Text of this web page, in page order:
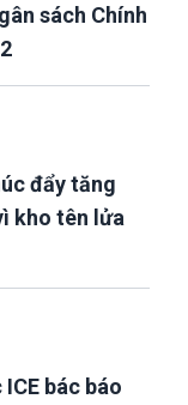
sách Chính
đẩy tăng
kho tên lửa
bác báo